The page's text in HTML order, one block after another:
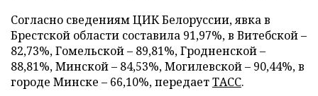
Согласно сведениям ЦИК Белоруссии, явка в
Брестской области составила 91,97%, в Витебской –
82,73%, Гомельской – 89,81%, Гродненской –
88,81%, Минской – 84,53%, Могилевской – 90,44%, в
городе Минске – 66,10%, передаетТАСС.